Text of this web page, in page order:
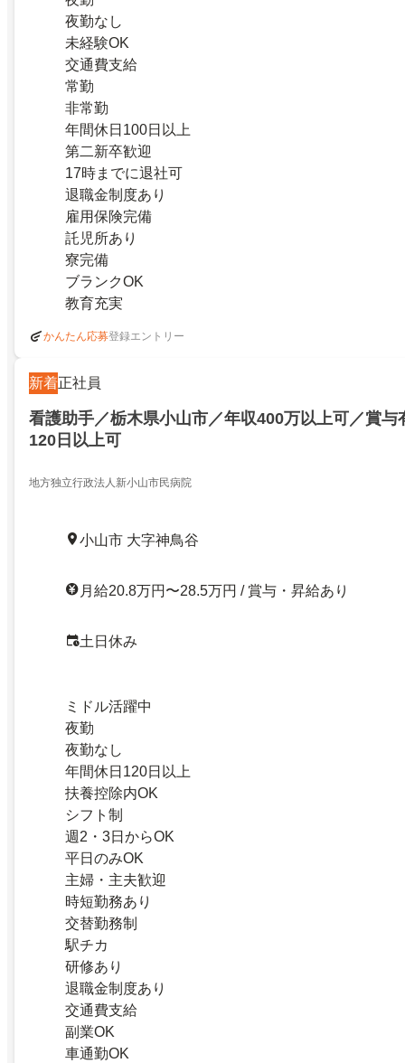
夜勤なし
未経験OK
交通費支給
常勤
非常勤
年間休日100日以上
第二新卒歓迎
17時までに退社可
退職金制度あり
雇用保険完備
託児所あり
寮完備
ブランクOK
教育充実
かんたん応募登録エントリー
新着正社員
看護助手／栃木県小山市／年収400万以上可／賞与
120日以上可
地方独立行政法人新小山市民病院
小山市 大字神鳥谷
月給20.8万円〜28.5万円 / 賞与・昇給あり
土日休み
ミドル活躍中
夜勤
夜勤なし
年間休日120日以上
扶養控除内OK
シフト制
週2・3日からOK
平日のみOK
主婦・主夫歓迎
時短勤務あり
交替勤務制
駅チカ
研修あり
退職金制度あり
交通費支給
副業OK
車通勤OK